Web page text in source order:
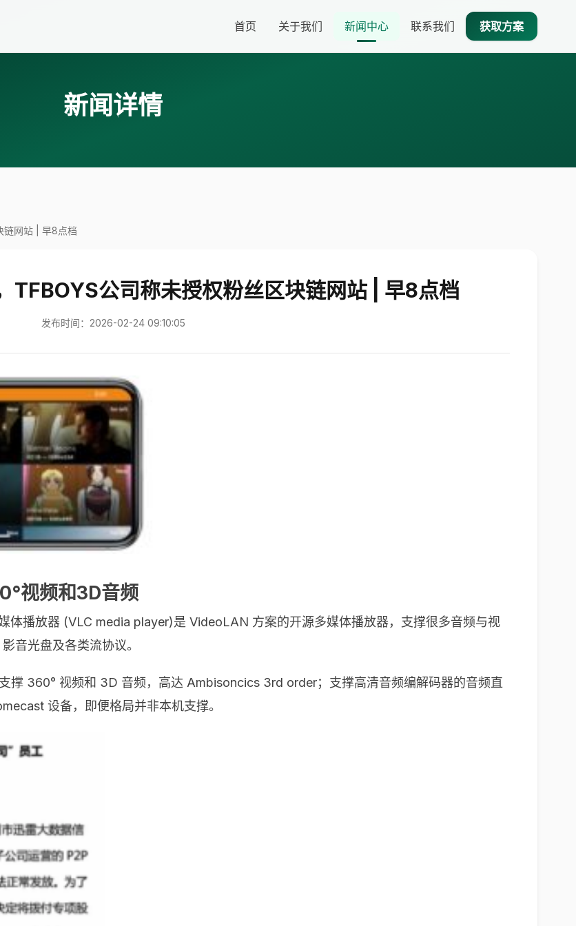
首页 关于我们 新闻中心 联系我们 获取方案
新闻详情
链网站 | 早8点档
TFBOYS公司称未授权粉丝区块链网站 | 早8点档
发布时间：2026-02-24 09:10:05
视频和3D音频
体播放器 (VLC media player)是 VideoLAN 方案的开源多媒体播放器，支撑很多音频与视
音光盘及各类流协议。
撑 360° 视频和 3D 音频，高达 Ambisoncics 3rd order；支撑高清音频编解码器的音频直
设备，即便格局并非本机支撑。